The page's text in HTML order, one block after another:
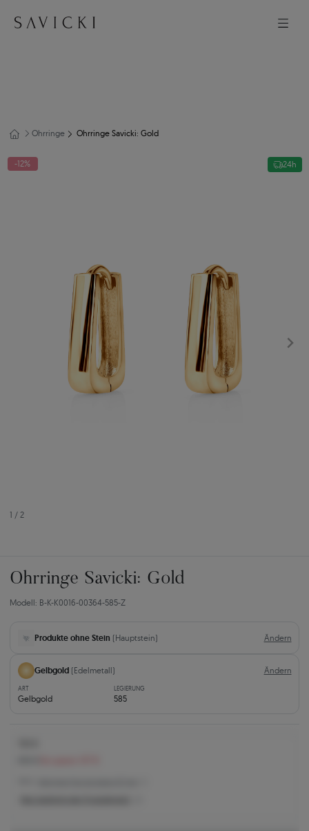
Ohrringe Ohrringe Savicki: Gold
1 / 2
-12% 24h
Ohrringe Savicki: Gold
Modell: B-K-K0016-00364-585-Z
Produkte ohne Stein (Hauptstein) Ändern
Gelbgold (Edelmetall) Ändern
ART
Gelbgold
LEGIERUNG
585